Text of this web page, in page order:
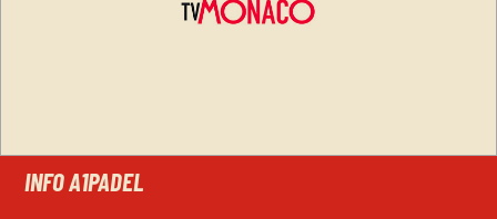
INFO A1PADEL